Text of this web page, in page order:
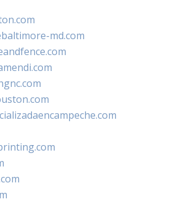
md.com